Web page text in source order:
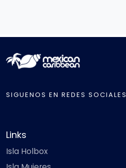
SIGUENOS EN REDES SOCIALES
Links
Isla Holbox